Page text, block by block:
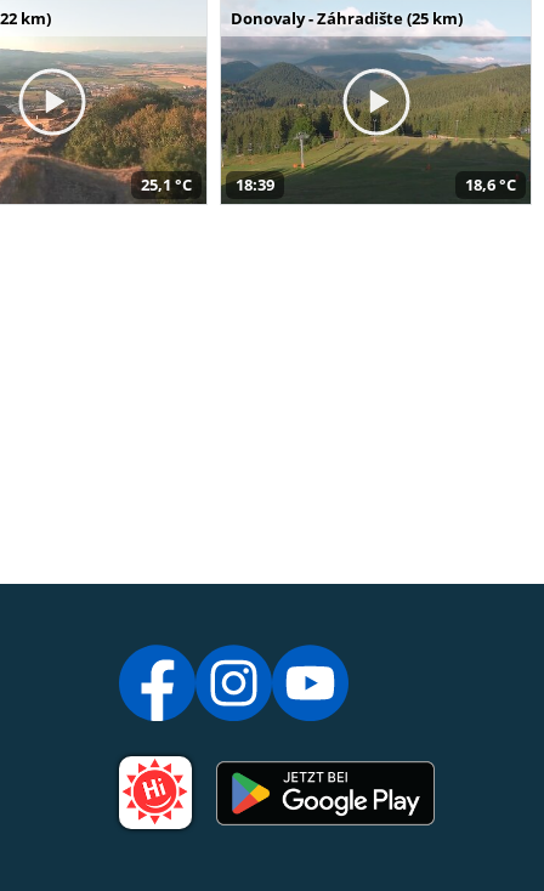
km)
25,1 °C
Donovaly - Záhradište (25 km)
18:39 18,6 °C